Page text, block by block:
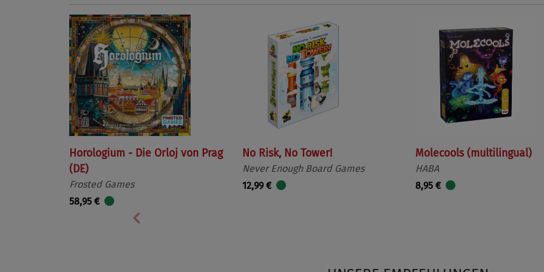
Horologium - Die Orloj von Prag
(DE)
Frosted Games
58,95 €
No Risk, No Tower!
Never Enough Board Games
12,99 €
Molecools (multilingual)
HABA
8,95 €
Vorherige